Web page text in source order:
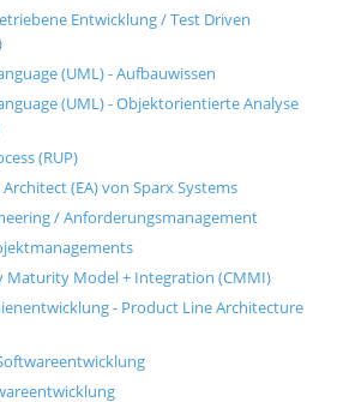
Entwicklung / Test Driven
(UML) - Aufbauwissen
(UML) - Objektorientierte Analyse
(RUP)
(EA) von Sparx Systems
/ Anforderungsmanagement
Maturity Model + Integration (CMMI)
- Product Line Architecture